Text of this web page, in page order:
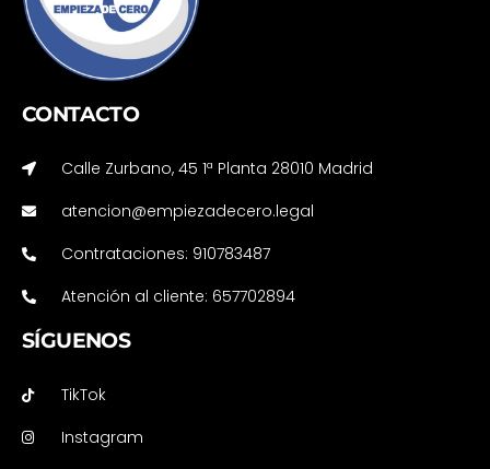
CONTACTO
Calle Zurbano, 45 1ª Planta 28010 Madrid
atencion@empiezadecero.legal
Contrataciones: 910783487
Atención al cliente: 657702894
SÍGUENOS
TikTok
Instagram